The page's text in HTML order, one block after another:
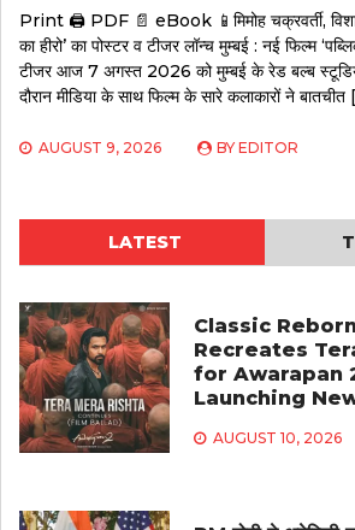
Print 🖨 PDF 📄 eBook 📱मिमोह चक्रवर्ती,
का हीरो’ का पोस्टर व टीजर लॉन्च मुम्बई : नई फिल्म
टीजर आज 7 अगस्त 2026 को मुम्बई के रेड बल्ब
दौरान मीडिया के साथ फिल्म के सारे कलाकारों ने
AUGUST 9, 2026 BY EDITOR
LATEST
Classic
Recreates
for Awarapan
Launching
AUGUST 10, 2026